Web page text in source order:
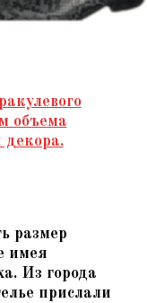
объема
декора.
размер
имея
Из города
прислали